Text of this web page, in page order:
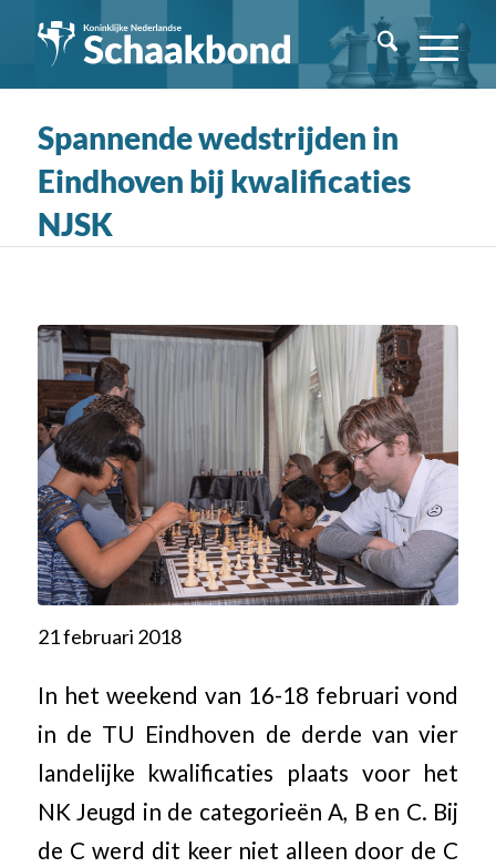
Spannende wedstrijden in
Eindhoven bij kwalificaties
NJSK
21 februari 2018
In het weekend van 16-18 februari vond
in de TU Eindhoven de derde van vier
landelijke kwalificaties plaats voor het
NK Jeugd in de categorieën A, B en C. Bij
de C werd dit keer niet alleen door de C